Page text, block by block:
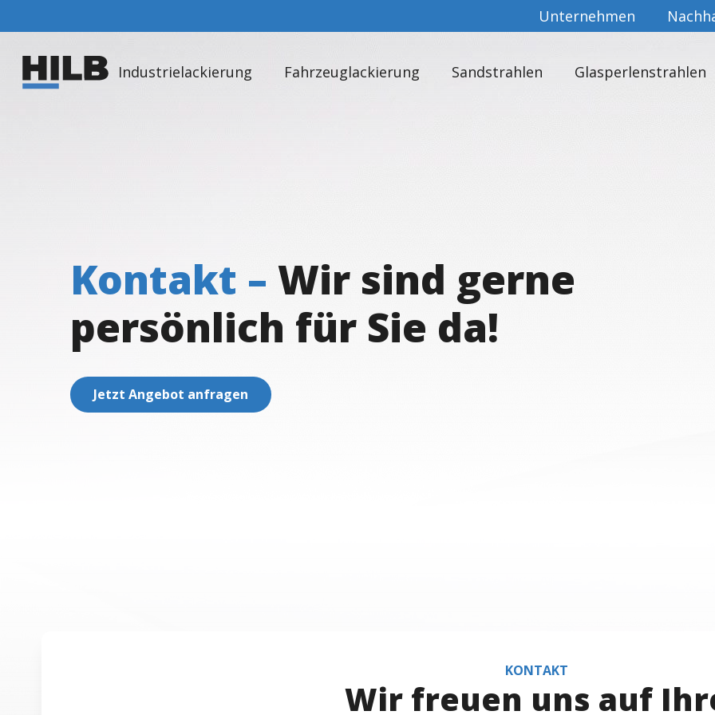
Unternehmen
Industrielackierung Fahrzeuglackierung Sandstrahlen Glasperlenstrahlen
Kontakt – Wir sind gerne
persönlich für Sie da!
Jetzt Angebot anfragen
KONTAKT
Wir freuen uns auf